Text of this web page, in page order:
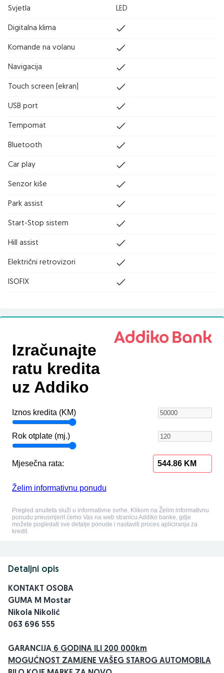
Svjetla LED
Digitalna klima
Komande na volanu
Navigacija
Touch screen (ekran)
USB port
Tempomat
Bluetooth
Car play
Senzor kiše
Park assist
Start-Stop sistem
Hill assist
Električni retrovizori
ISOFIX
Detaljni opis
KONTAKT OSOBA
GUMA M Mostar
Nikola Nikolić
063 696 555
GARANCIJA 6 GODINA ILI 200 000km
MOGUĆNOST ZAMJENE VAŠEG STAROG AUTOMOBILA